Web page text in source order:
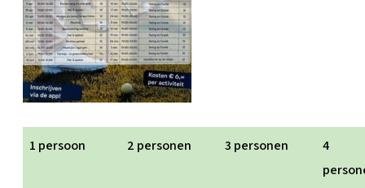
1 persoon 2 personen 3 personen
4